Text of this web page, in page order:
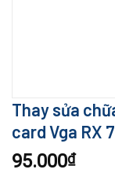
Thay sửa
card Vga RX
95.000₫